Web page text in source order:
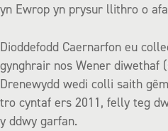
yn Ewrop yn prysur llithro o
Dioddefodd Caernarfon eu
gynghrair nos Wener diwethaf
Drenewydd wedi colli saith
tro cyntaf ers 2011, felly teg
y ddwy garfan.